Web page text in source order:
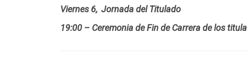
Viernes 6, Jornada del Titulado
19:00 – Ceremonia de Fin de Carrera de los